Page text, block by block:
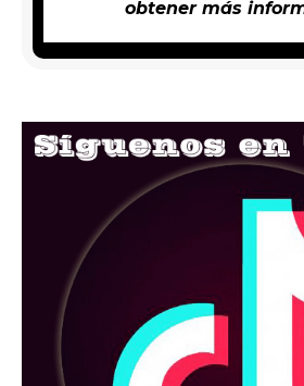
obtener más